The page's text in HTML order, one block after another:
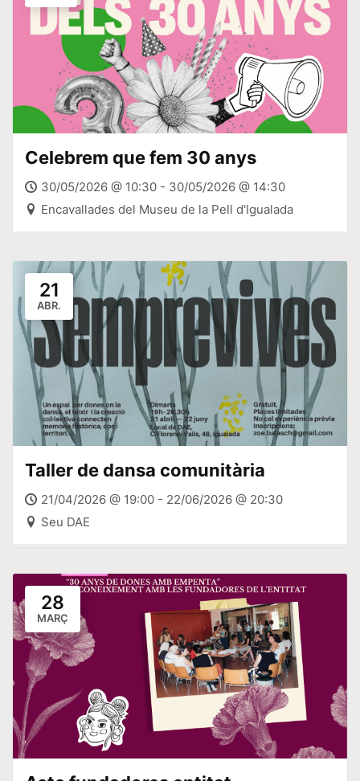
Celebrem que fem 30 anys
30/05/2026 @ 10:30 - 30/05/2026 @ 14:30
Encavallades del Museu de la Pell d'Igualada
21
ABR.
Taller de dansa comunitària
21/04/2026 @ 19:00 - 22/06/2026 @ 20:30
Seu DAE
28
MARÇ